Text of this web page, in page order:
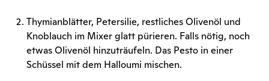
Thymianblätter, Petersilie, restliches Olivenöl und
Knoblauch im Mixer glatt pürieren. Falls nötig, noch
etwas Olivenöl hinzuträufeln. Das Pesto in einer
Schüssel mit dem Halloumi mischen.